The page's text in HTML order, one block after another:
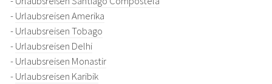
-Urlaubsreisen Amerika
-Urlaubsreisen Tobago
-Urlaubsreisen Delhi
-Urlaubsreisen Monastir
-Urlaubsreisen Karibik